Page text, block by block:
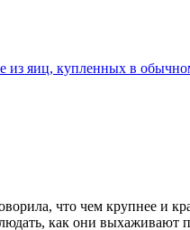
из яиц, купленных в
что чем крупнее и
как они выхаживают